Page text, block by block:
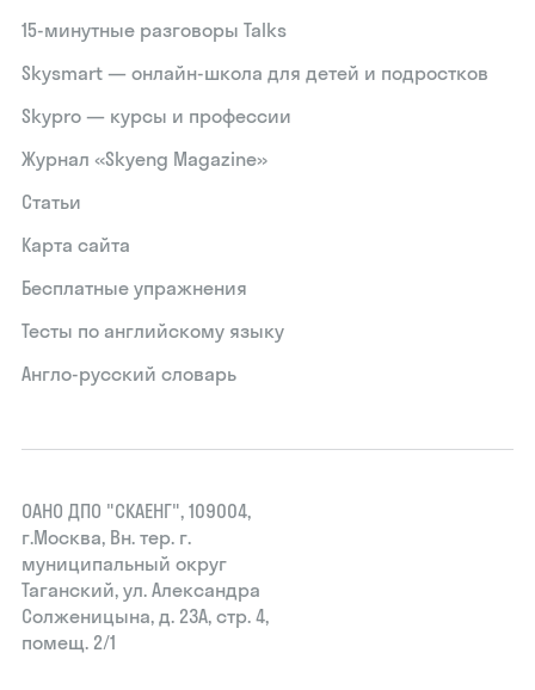
15‑минутные разговоры Talks
Skysmart — онлайн-школа для детей и подростков
Skypro — курсы и профессии
Журнал «Skyeng Magazine»
Статьи
Карта сайта
Бесплатные упражнения
Тесты по английскому языку
Англо-русский словарь
ОАНО ДПО "СКАЕНГ", 109004,
г.Москва, Вн. тер. г.
муниципальный округ
Таганский, ул. Александра
Солженицына, д. 23А, стр. 4,
помещ. 2/1